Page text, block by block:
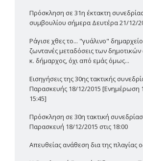
Πρόσκληση σε 31η έκτακτη
συμβουλίου σήμερα Δευτέρα 21/12/
Ράγισε χθες το... "γυάλινο"
ζωντανές μεταδόσεις των
κ. δήμαρχος, όχι από εμάς όμως...
Εισηγήσεις της 30ης τακτικής
Παρασκευής 18/12/2015 [Ενημέρωση
15:45]
Πρόσκληση σε 30η τακτική
Παρασκευή 18/12/2015 στις 18:00
Απευθείας ανάθεση δια της πλαγίας